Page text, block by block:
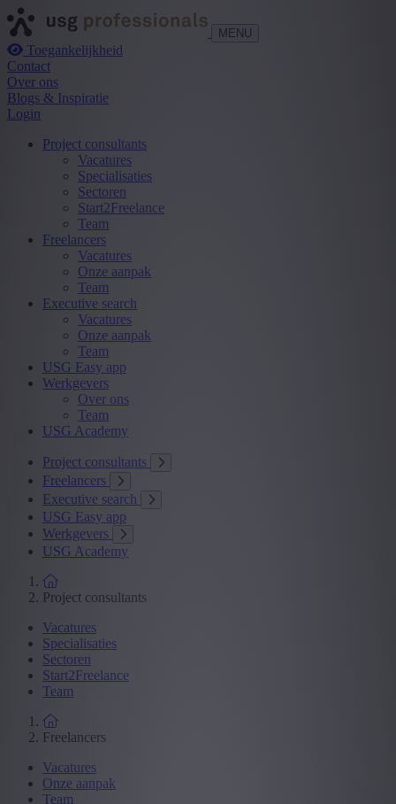
MENU
Toegankelijkheid
Contact
Over ons
Blogs & Inspiratie
Login
Project consultants
Vacatures
Specialisaties
Sectoren
Start2Freelance
Team
Freelancers
Vacatures
Onze aanpak
Team
Executive search
Vacatures
Onze aanpak
Team
USG Easy app
Werkgevers
Over ons
Team
USG Academy
Project consultants
Freelancers
Executive search
USG Easy app
Werkgevers
USG Academy
Project consultants
Vacatures
Specialisaties
Sectoren
Start2Freelance
Team
Freelancers
Vacatures
Onze aanpak
Team